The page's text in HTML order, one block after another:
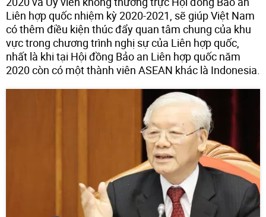
Liên hợp quốc nhiệm kỳ 2020-2021, sẽ giúp Việt Nam
có thêm điều kiện thúc đẩy quan tâm chung của khu
vực trong chương trình nghị sự của Liên hợp quốc,
nhất là khi tại Hội đồng Bảo an Liên hợp quốc năm
2020 còn có một thành viên ASEAN khác là Indonesia.